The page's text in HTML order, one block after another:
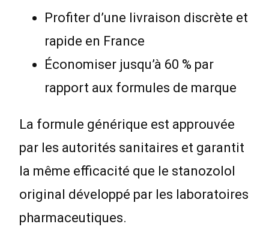
Profiter d’une livraison discrète et
rapide en France
Économiser jusqu’à 60 % par
rapport aux formules de marque
La formule générique est approuvée
par les autorités sanitaires et garantit
la même efficacité que le stanozolol
original développé par les laboratoires
pharmaceutiques.